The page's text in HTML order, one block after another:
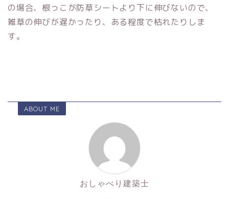
の場合、根っこが防草シートより下に伸びないので、
雑草の伸びが遅かったり、ある程度で枯れたりしま
す。
ABOUT ME
おしゃべり建築士